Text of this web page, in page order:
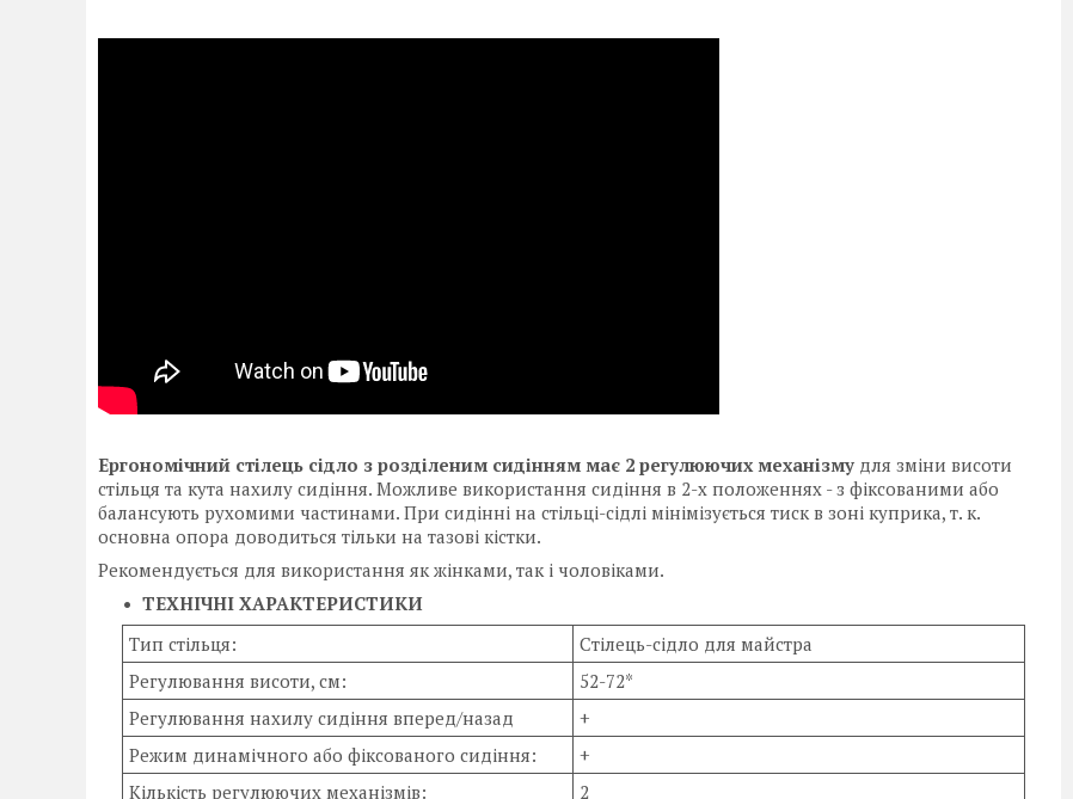
Ергономічний стілець сідло з розділеним сидінням має 2 регулюючих механізму для зміни висоти
стільця та кута нахилу сидіння. Можливе використання сидіння в 2-х положеннях - з фіксованими або
балансують рухомими частинами. При сидінні на стільці-сідлі мінімізується тиск в зоні куприка, т. к.
основна опора доводиться тільки на тазові кістки.
Рекомендується для використання як жінками, так і чоловіками.
ТЕХНІЧНІ ХАРАКТЕРИСТИКИ
Тип стільця:
Стілець-сідло для майстра
Регулювання висоти, см:
52-72*
Регулювання нахилу сидіння вперед/назад
+
Режим динамічного або фіксованого сидіння:
+
Кількість регулюючих механізмів:
2